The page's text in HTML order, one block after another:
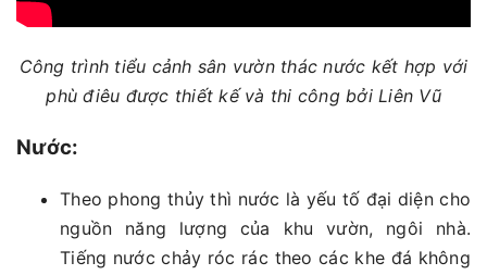
Công trình tiểu cảnh sân vườn thác nước kết hợp với
phù điêu được thiết kế và thi công bởi Liên Vũ
Nước:
Theo phong thủy thì nước là yếu tố đại diện cho
nguồn năng lượng của khu vườn, ngôi nhà.
Tiếng nước chảy róc rác theo các khe đá không